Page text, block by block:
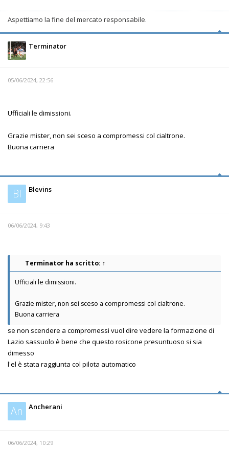
Aspettiamo la fine del mercato responsabile.
Terminator
05/06/2024, 22:56
Ufficiali le dimissioni.
Grazie mister, non sei sceso a compromessi col cialtrone.
Buona carriera
Bl Blevins
06/06/2024, 9:43
Terminator ha scritto: ↑
Ufficiali le dimissioni.
Grazie mister, non sei sceso a compromessi col cialtrone.
Buona carriera
se non scendere a compromessi vuol dire vedere la formazione di
Lazio sassuolo è bene che questo rosicone presuntuoso si sia
dimesso
l'el è stata raggiunta col pilota automatico
An Ancherani
06/06/2024, 10:29